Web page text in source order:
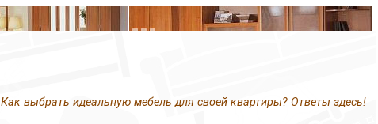
Как выбрать идеальную мебель для своей квартиры? Ответы здесь!